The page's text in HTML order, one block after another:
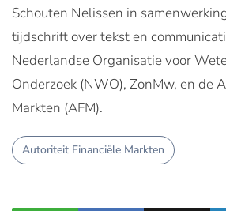
Schouten Nelissen in
tijdschrift over tekst en
Nederlandse Organisatie voor
Onderzoek (NWO), ZonMw, en de
Markten (AFM).
Autoriteit Financiële Markten